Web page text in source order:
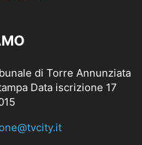
di Torre Annunziata
Data iscrizione 17